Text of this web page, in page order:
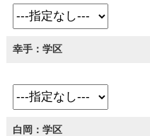
幸手：学区
白岡：学区